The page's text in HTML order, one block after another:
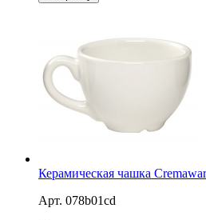
Керамическая чашка
Арт. 078b01cd